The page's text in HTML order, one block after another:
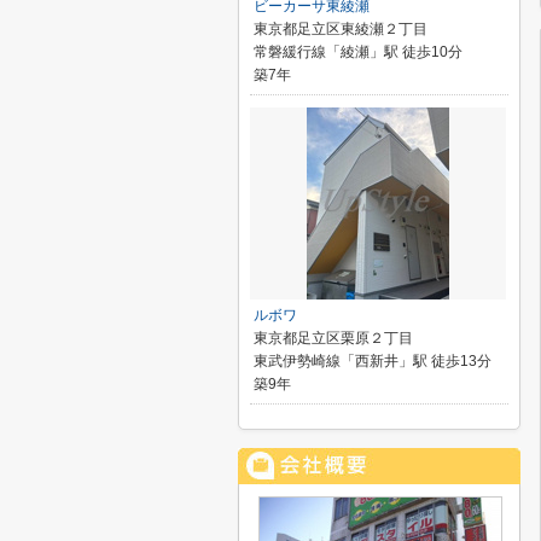
ビーカーサ東綾瀬
東京都足立区東綾瀬２丁目
常磐緩行線「綾瀬」駅 徒歩10分
築7年
ルボワ
東京都足立区栗原２丁目
東武伊勢崎線「西新井」駅 徒歩13分
築9年